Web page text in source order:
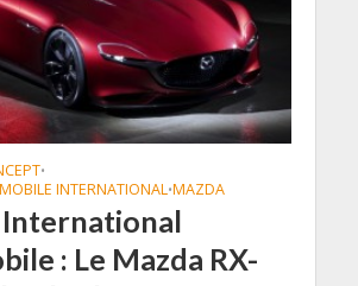
•
INTERNATIONAL•MAZDA
International
: Le Mazda RX-